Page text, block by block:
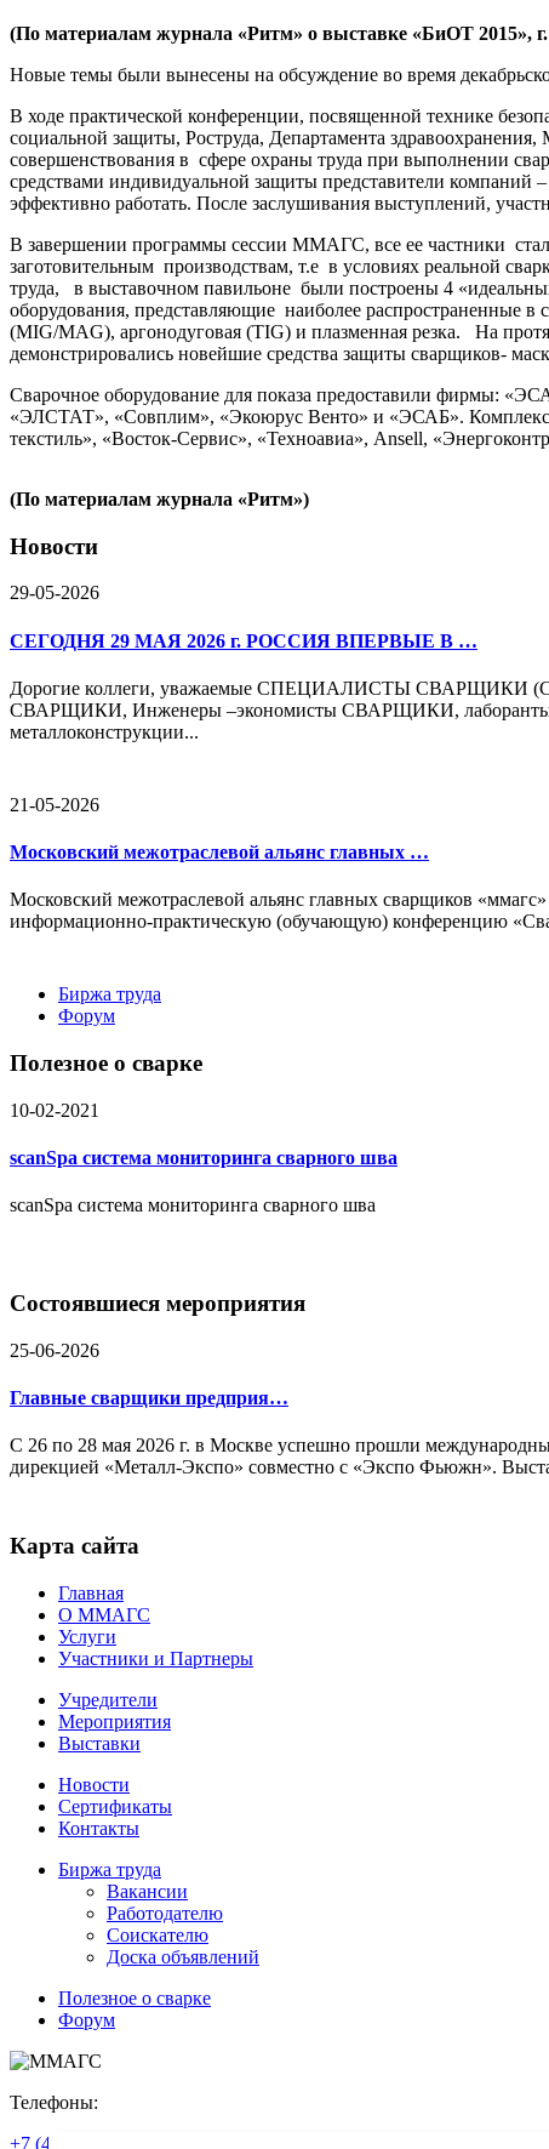
(По материалам журнала «Ритм» о выставке «БиОТ 2015»,
Новые темы были вынесены на обсуждение во время
В ходе практической конференции, посвященной технике
социальной защиты, Роструда, Департамента
совершенствования в сфере охраны труда при выполнении
средствами индивидуальной защиты представители компаний
эффективно работать. После заслушивания выступлений,
В завершении программы сессии ММАГС, все ее частники
заготовительным производствам, т.е в условиях реальной
труда, в выставочном павильоне были построены 4
оборудования, представляющие наиболее распространенные
(MIG/MAG), аргонодуговая (TIG) и плазменная резка. На
демонстрировались новейшие средства защиты сварщиков-
Сварочное оборудование для показа предоставили фирмы:
«ЭЛСТАТ», «Совплим», «Экоюрус Венто» и «ЭСАБ».
текстиль», «Восток-Сервис», «Техноавиа», Ansell,
(По материалам журнала «Ритм»)
Новости
29-05-2026
СЕГОДНЯ 29 МАЯ 2026 г. РОССИЯ ВПЕРВЫЕ В …
Дорогие коллеги, уважаемые СПЕЦИАЛИСТЫ СВАРЩИКИ
СВАРЩИКИ, Инженеры –экономисты СВАРЩИКИ, лаборанты
металлоконструкции...
21-05-2026
Московский межотраслевой альянс главных …
Московский межотраслевой альянс главных сварщиков
информационно-практическую (обучающую) конференцию
Биржа труда
Вакансии
Соискателю
Доска объявлений
Форум
Полезное о сварке
10-02-2021
scanSpa система мониторинга сварного шва
scanSpa система мониторинга сварного шва
Состоявшиеся мероприятия
25-06-2026
Главные сварщики предприя…
С 26 по 28 мая 2026 г. в Москве успешно прошли
дирекцией «Металл-Экспо» совместно с «Экспо Фьюжн».
Карта сайта
Главная
О ММАГС
Услуги
Участники и Партнеры
Учредители
Мероприятия
Выставки
Новости
Сертификаты
Контакты
Биржа труда
Вакансии
Работодателю
Соискателю
Доска объявлений
Полезное о сварке
Форум
Телефоны:
+7 (496) 575-30-60